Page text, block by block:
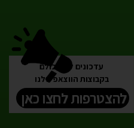
עדכונים לפני כולם
בקבוצות הווצאפ שלנו
להצטרפות לחצו כאן